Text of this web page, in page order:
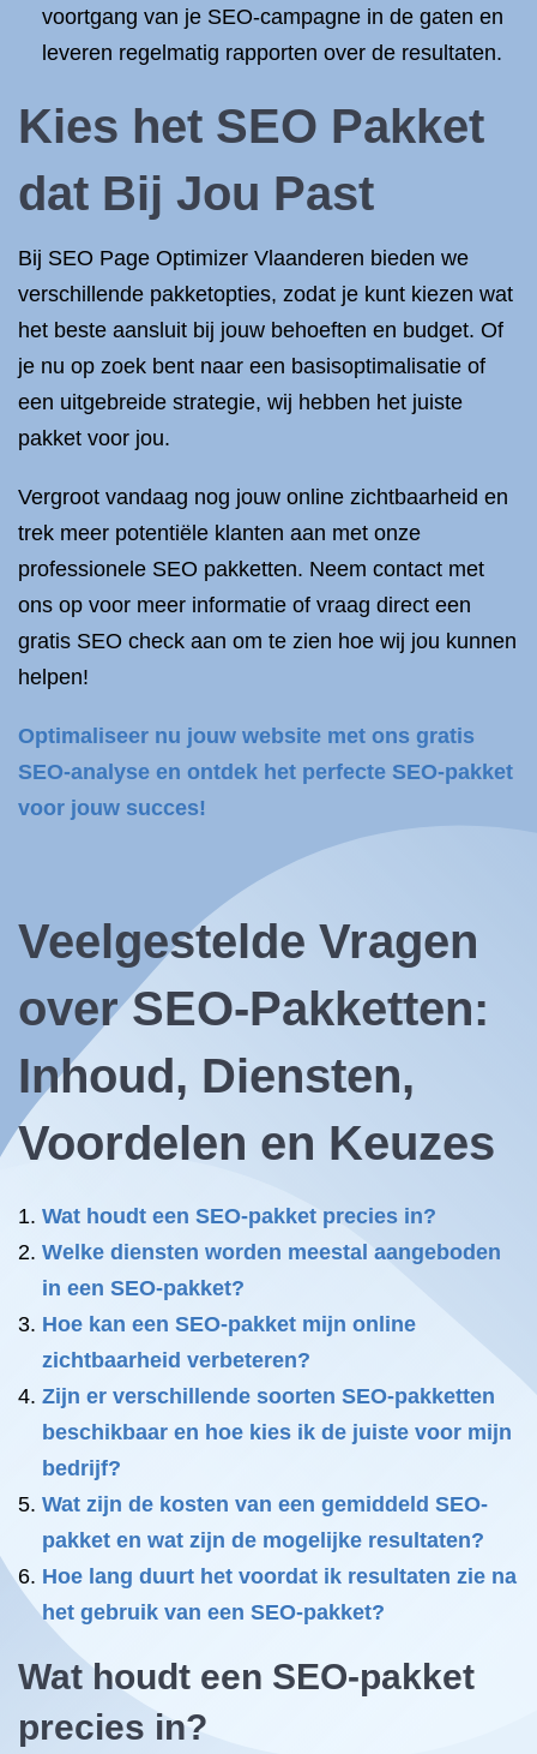
voortgang van je SEO-campagne in de gaten en
leveren regelmatig rapporten over de resultaten.
Kies het SEO Pakket
dat Bij Jou Past
Bij SEO Page Optimizer Vlaanderen bieden we
verschillende pakketopties, zodat je kunt kiezen wat
het beste aansluit bij jouw behoeften en budget. Of
je nu op zoek bent naar een basisoptimalisatie of
een uitgebreide strategie, wij hebben het juiste
pakket voor jou.
Vergroot vandaag nog jouw online zichtbaarheid en
trek meer potentiële klanten aan met onze
professionele SEO pakketten. Neem contact met
ons op voor meer informatie of vraag direct een
gratis SEO check aan om te zien hoe wij jou kunnen
helpen!
Optimaliseer nu jouw website met ons gratis
SEO-analyse en ontdek het perfecte SEO-pakket
voor jouw succes!
Veelgestelde Vragen
over SEO-Pakketten:
Inhoud, Diensten,
Voordelen en Keuzes
Wat houdt een SEO-pakket precies in?
Welke diensten worden meestal aangeboden
in een SEO-pakket?
Hoe kan een SEO-pakket mijn online
zichtbaarheid verbeteren?
Zijn er verschillende soorten SEO-pakketten
beschikbaar en hoe kies ik de juiste voor mijn
bedrijf?
Wat zijn de kosten van een gemiddeld SEO-
pakket en wat zijn de mogelijke resultaten?
Hoe lang duurt het voordat ik resultaten zie na
het gebruik van een SEO-pakket?
Wat houdt een SEO-pakket
precies in?